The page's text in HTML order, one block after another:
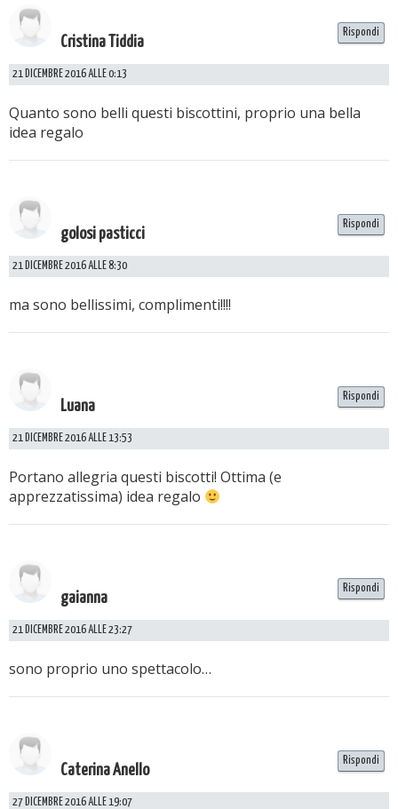
Cristina Tiddia
21 DICEMBRE 2016 ALLE 0:13
Quanto sono belli questi biscottini, proprio una bella
idea regalo
Rispondi
golosi pasticci
21 DICEMBRE 2016 ALLE 8:30
ma sono bellissimi, complimenti!!!!
Rispondi
Luana
21 DICEMBRE 2016 ALLE 13:53
Portano allegria questi biscotti! Ottima (e
apprezzatissima) idea regalo
Rispondi
gaianna
21 DICEMBRE 2016 ALLE 23:27
sono proprio uno spettacolo…
Rispondi
Caterina Anello
27 DICEMBRE 2016 ALLE 19:07
Rispondi